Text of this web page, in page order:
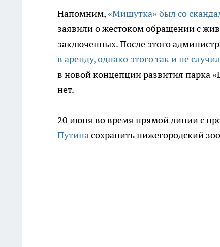
Напомним, «Мишутка» был со
заявили о жестоком обращении с
заключенных. После этого
в аренду, однако этого так и не
в новой концепции развития парка
нет.
20 июня во время прямой линии с
Путинасохранить нижегородский